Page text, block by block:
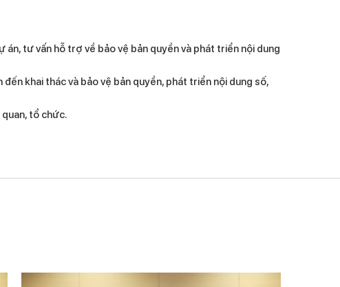
tư vấn hỗ trợ về bảo vệ bản quyền và phát triển nội dung
khai thác và bảo vệ bản quyền, phát triển nội dung số,
tổ chức.